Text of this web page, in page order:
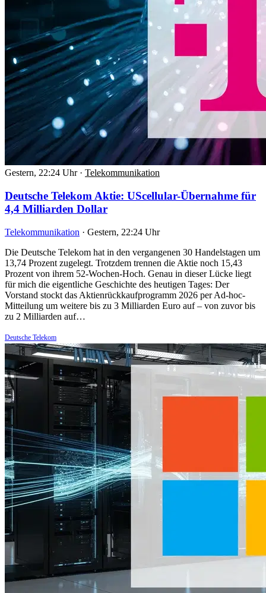
Gestern, 22:24 Uhr · Telekommunikation
Deutsche Telekom Aktie: UScellular-Übernahme für
4,4 Milliarden Dollar
Telekommunikation · Gestern, 22:24 Uhr
Die Deutsche Telekom hat in den vergangenen 30 Handelstagen um
13,74 Prozent zugelegt. Trotzdem trennen die Aktie noch 15,43
Prozent von ihrem 52-Wochen-Hoch. Genau in dieser Lücke liegt
für mich die eigentliche Geschichte des heutigen Tages: Der
Vorstand stockt das Aktienrückkaufprogramm 2026 per Ad-hoc-
Mitteilung um weitere bis zu 3 Milliarden Euro auf – von zuvor bis
zu 2 Milliarden auf…
Deutsche Telekom